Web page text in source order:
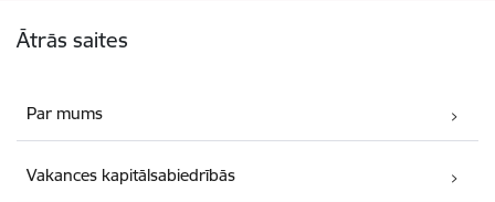
Ātrās saites
Par mums
Vakances kapitālsabiedrībās